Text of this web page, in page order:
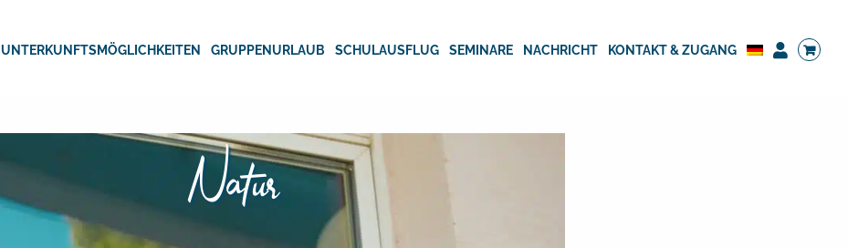
UNTERKUNFTSMÖGLICHKEITEN GRUPPENURLAUB SCHULAUSFLUG SEMINARE NACHRICHT KONTAKT & ZUGANG
Natur